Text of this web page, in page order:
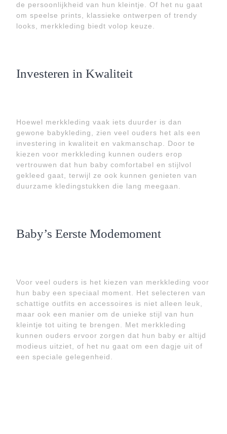
de persoonlijkheid van hun kleintje. Of het nu gaat
om speelse prints, klassieke ontwerpen of trendy
looks, merkkleding biedt volop keuze.
Investeren in Kwaliteit
Hoewel merkkleding vaak iets duurder is dan
gewone babykleding, zien veel ouders het als een
investering in kwaliteit en vakmanschap. Door te
kiezen voor merkkleding kunnen ouders erop
vertrouwen dat hun baby comfortabel en stijlvol
gekleed gaat, terwijl ze ook kunnen genieten van
duurzame kledingstukken die lang meegaan.
Baby’s Eerste Modemoment
Voor veel ouders is het kiezen van merkkleding voor
hun baby een speciaal moment. Het selecteren van
schattige outfits en accessoires is niet alleen leuk,
maar ook een manier om de unieke stijl van hun
kleintje tot uiting te brengen. Met merkkleding
kunnen ouders ervoor zorgen dat hun baby er altijd
modieus uitziet, of het nu gaat om een dagje uit of
een speciale gelegenheid.